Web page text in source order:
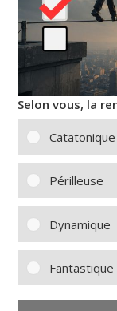
Selon vous, la
Catatonique
Périlleuse
Dynamique
Fantastique